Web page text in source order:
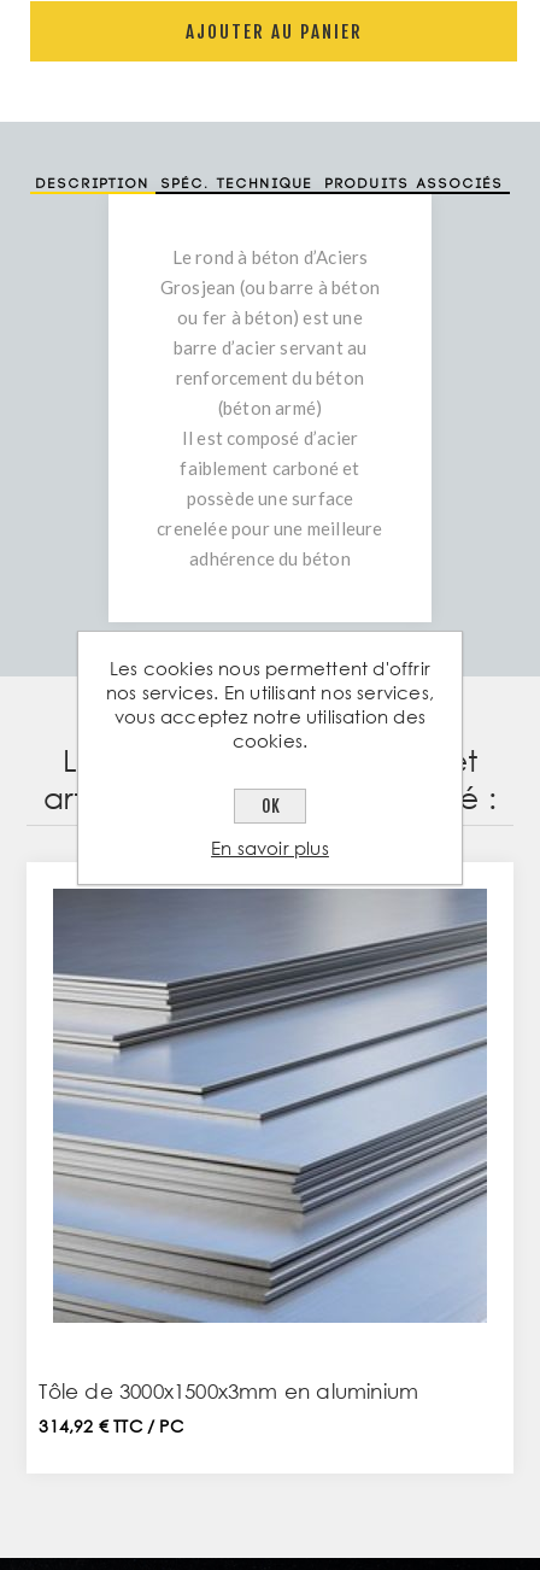
AJOUTER AU PANIER
Description Spéc. technique Produits associés
Le rond à béton d’Aciers
Grosjean (ou barre à béton
ou fer à béton) est une
barre d’acier servant au
renforcement du béton
(béton armé)
Il est composé d’acier
faiblement carboné et
possède une surface
crenelée pour une meilleure
adhérence du béton
Les clients ayant acheté cet
article ont également acheté :
Tôle de 3000x1500x3mm en aluminium
314,92 € TTC / PC
Les cookies nous permettent d'offrir
nos services. En utilisant nos services,
vous acceptez notre utilisation des
cookies.
OK
En savoir plus